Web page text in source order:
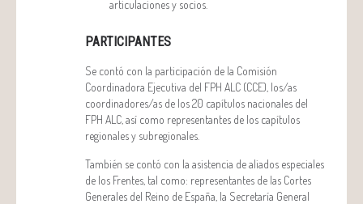
articulaciones y socios.
PARTICIPANTES
Se contó con la participación de la Comisión
Coordinadora Ejecutiva del FPH ALC (CCE), los/as
coordinadores/as de los 20 capítulos nacionales del
FPH ALC, así como representantes de los capítulos
regionales y subregionales.
También se contó con la asistencia de aliados especiales
de los Frentes, tal como: representantes de las Cortes
Generales del Reino de España, la Secretaría General